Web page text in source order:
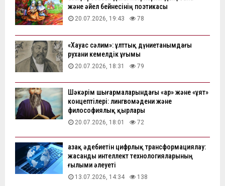
және әйел бейнесінің поэтикасы
20.07.2026, 19:43 78
«Хауас сәлим»: ұлттық дүниетанымдағы
рухани кемелдік ұғымы
20.07.2026, 18:31 79
Шәкәрім шығармаларындағы «ар» және «ұят»
концептілері: лингвомәдени және
философиялық қырлары
20.07.2026, 18:01 72
Қазақ әдебиетін цифрлық трансформациялау:
жасанды интеллект технологияларының
ғылыми әлеуеті
13.07.2026, 14:34 138